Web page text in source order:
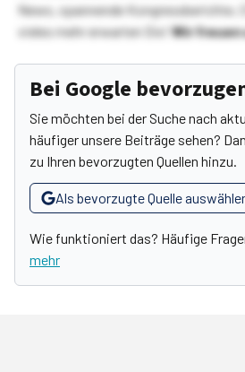
News, spannende Kongressberichte,
vieles mehr erwarten Sie!Wir freuen
Bei Google
Sie möchten bei der Suche nach
häufiger unsere Beiträge sehen?
zu Ihren bevorzugten Quellen hinzu.
Als bevorzugte Quelle
Wie funktioniert das? Häufige
mehr